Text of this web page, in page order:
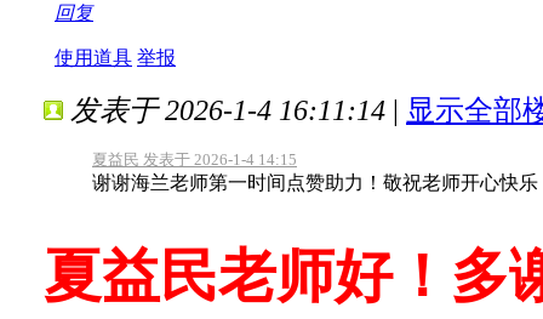
回复
使用道具 举报
发表于 2026-1-4 16:11:14 | 显示全部
夏益民 发表于 2026-1-4 14:15
谢谢海兰老师第一时间点赞助力！敬祝老师开心快
夏益民老师好！多